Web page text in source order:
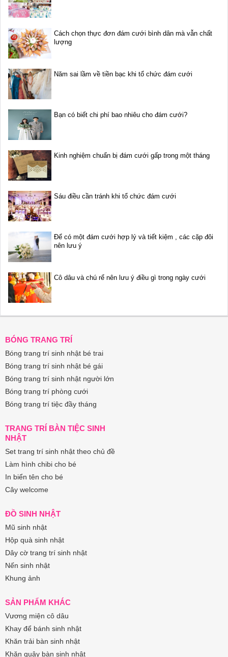
Cách chọn thực đơn đám cưới bình dân mà vẫn chất
lượng
Năm sai lầm về tiền bạc khi tổ chức đám cưới
Bạn có biết chi phí bao nhiêu cho đám cưới?
Kinh nghiệm chuẩn bị đám cưới gấp trong một tháng
Sáu điều cần tránh khi tổ chức đám cưới
Để có một đám cưới hợp lý và tiết kiệm , các cặp đôi
nên lưu ý
Cô dâu và chú rể nên lưu ý điều gì trong ngày cưới
BÓNG TRANG TRÍ
Bóng trang trí sinh nhật bé trai
Bóng trang trí sinh nhật bé gái
Bóng trang trí sinh nhật người lớn
Bóng trang trí phòng cưới
Bóng trang trí tiệc đầy tháng
TRANG TRÍ BÀN TIỆC SINH
NHẬT
Set trang trí sinh nhật theo chủ đề
Làm hình chibi cho bé
In biển tên cho bé
Cây welcome
ĐỒ SINH NHẬT
Mũ sinh nhật
Hộp quà sinh nhật
Dây cờ trang trí sinh nhật
Nến sinh nhật
Khung ảnh
SẢN PHẨM KHÁC
Vương miện cô dâu
Khay để bánh sinh nhật
Khăn trải bàn sinh nhật
Khăn quây bàn sinh nhật